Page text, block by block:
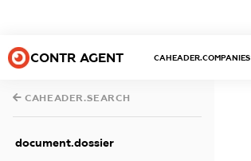
CONTR AGENT CAHEADER.COMPANIES
CAHEADER.SEARCH
document.dossier